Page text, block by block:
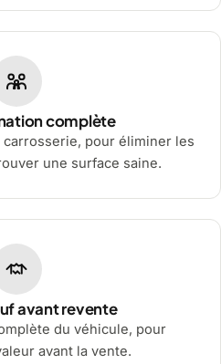
complète
carrosserie, pour éliminer les
une surface saine.
avant revente
du véhicule, pour
avant la vente.